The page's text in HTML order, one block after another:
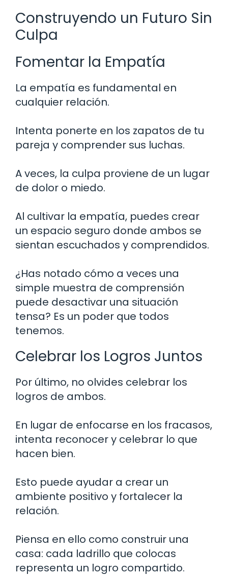
Construyendo un Futuro Sin
Culpa
Fomentar la Empatía
La empatía es fundamental en
cualquier relación.
Intenta ponerte en los zapatos de tu
pareja y comprender sus luchas.
A veces, la culpa proviene de un lugar
de dolor o miedo.
Al cultivar la empatía, puedes crear
un espacio seguro donde ambos se
sientan escuchados y comprendidos.
¿Has notado cómo a veces una
simple muestra de comprensión
puede desactivar una situación
tensa? Es un poder que todos
tenemos.
Celebrar los Logros Juntos
Por último, no olvides celebrar los
logros de ambos.
En lugar de enfocarse en los fracasos,
intenta reconocer y celebrar lo que
hacen bien.
Esto puede ayudar a crear un
ambiente positivo y fortalecer la
relación.
Piensa en ello como construir una
casa: cada ladrillo que colocas
representa un logro compartido.